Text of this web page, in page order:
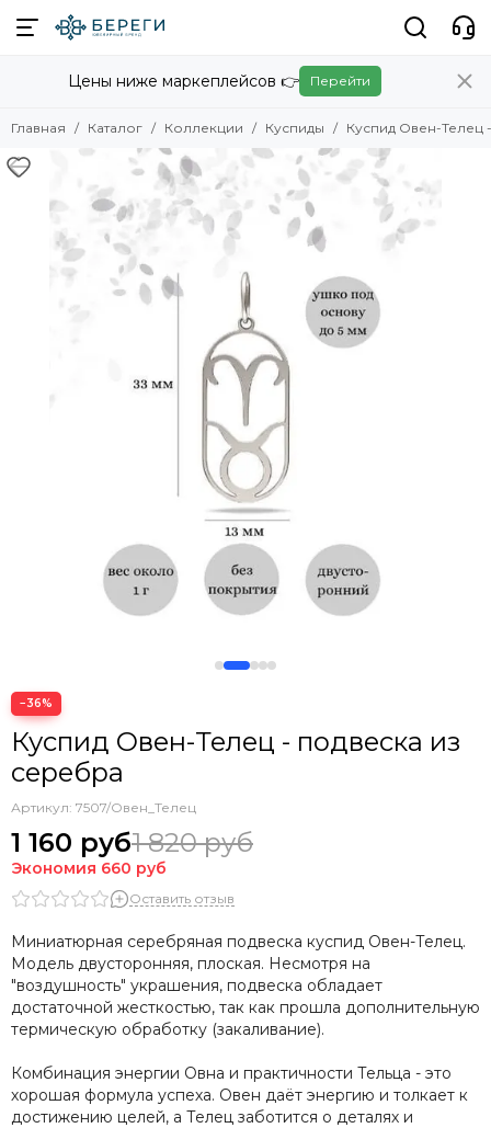
Коллекции
Смотреть все товары
Авторские украшения
Восточные украшения
Христианские украшения
Знаки зодиака
Китайские знаки зодиака
Нумерология: магия чисел
Минимализм
Цены ниже маркеплейсов 👉 Перейти
Главная Каталог Коллекции Куспиды Куспид Овен-Телец
−36%
Куспид Овен-Телец - подвеска из
серебра
Артикул: 7507/Овен_Телец
1 160 руб1 820 руб
Экономия 660 руб
Оставить отзыв
Миниатюрная серебряная подвеска куспид Овен-Телец.
Модель двусторонняя, плоская. Несмотря на
"воздушность" украшения, подвеска обладает
достаточной жесткостью, так как прошла дополнительную
термическую обработку (закаливание).
Комбинация энергии Овна и практичности Тельца - это
хорошая формула успеха. Овен даёт энергию и толкает к
достижению целей, а Телец заботится о деталях и